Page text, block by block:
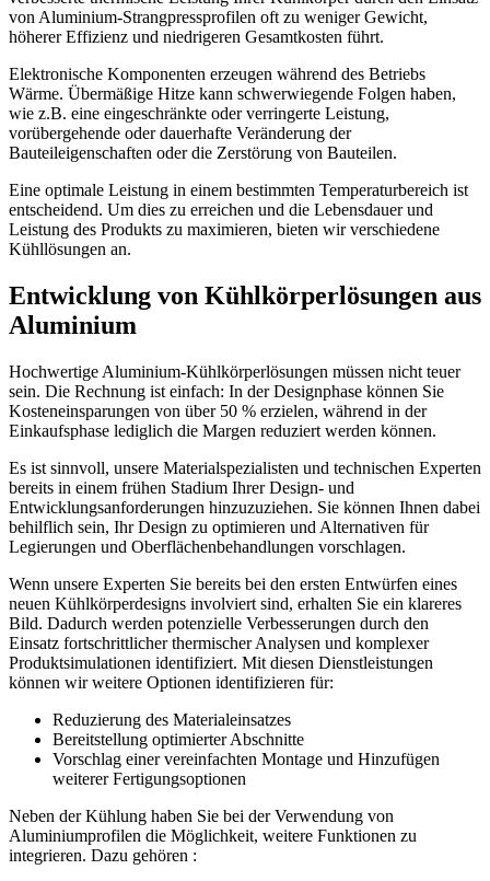
von Aluminium-Strangpressprofilen oft zu weniger Gewicht,
höherer Effizienz und niedrigeren Gesamtkosten führt.
Elektronische Komponenten erzeugen während des Betriebs
Wärme. Übermäßige Hitze kann schwerwiegende Folgen haben,
wie z.B. eine eingeschränkte oder verringerte Leistung,
vorübergehende oder dauerhafte Veränderung der
Bauteileigenschaften oder die Zerstörung von Bauteilen.
Eine optimale Leistung in einem bestimmten Temperaturbereich ist
entscheidend. Um dies zu erreichen und die Lebensdauer und
Leistung des Produkts zu maximieren, bieten wir verschiedene
Kühllösungen an.
Entwicklung von Kühlkörperlösungen aus
Aluminium
Hochwertige Aluminium-Kühlkörperlösungen müssen nicht teuer
sein. Die Rechnung ist einfach: In der Designphase können Sie
Kosteneinsparungen von über 50 % erzielen, während in der
Einkaufsphase lediglich die Margen reduziert werden können.
Es ist sinnvoll, unsere Materialspezialisten und technischen Experten
bereits in einem frühen Stadium Ihrer Design- und
Entwicklungsanforderungen hinzuzuziehen. Sie können Ihnen dabei
behilflich sein, Ihr Design zu optimieren und Alternativen für
Legierungen und Oberflächenbehandlungen vorschlagen.
Wenn unsere Experten Sie bereits bei den ersten Entwürfen eines
neuen Kühlkörperdesigns involviert sind, erhalten Sie ein klareres
Bild. Dadurch werden potenzielle Verbesserungen durch den
Einsatz fortschrittlicher thermischer Analysen und komplexer
Produktsimulationen identifiziert. Mit diesen Dienstleistungen
können wir weitere Optionen identifizieren für:
Reduzierung des Materialeinsatzes
Bereitstellung optimierter Abschnitte
Vorschlag einer vereinfachten Montage und Hinzufügen
weiterer Fertigungsoptionen
Neben der Kühlung haben Sie bei der Verwendung von
Aluminiumprofilen die Möglichkeit, weitere Funktionen zu
integrieren. Dazu gehören :